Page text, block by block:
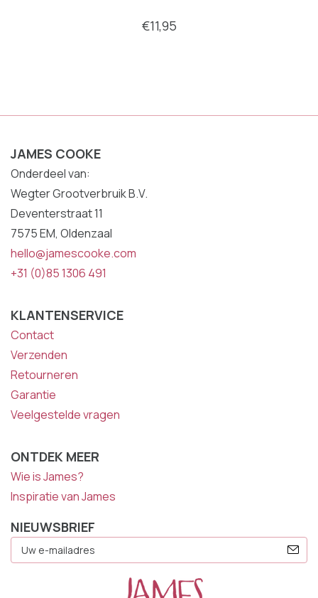
€11,95
JAMES COOKE
Onderdeel van:
Wegter Grootverbruik B.V.
Deventerstraat 11
7575 EM, Oldenzaal
hello@jamescooke.com
+31 (0)85 1306 491
KLANTENSERVICE
Contact
Verzenden
Retourneren
Garantie
Veelgestelde vragen
ONTDEK MEER
Wie is James?
Inspiratie van James
NIEUWSBRIEF
Mailadres